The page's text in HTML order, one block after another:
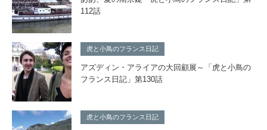
112話
虎と小鳥のフランス日記
アズディン・アライアの大回顧展～「虎と小鳥の
フランス日記」第130話
虎と小鳥のフランス日記